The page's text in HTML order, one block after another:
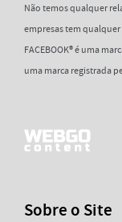
Não temos qualquer
empresas tem
FACEBOOK® é uma
uma marca registrada
Sobre o Site